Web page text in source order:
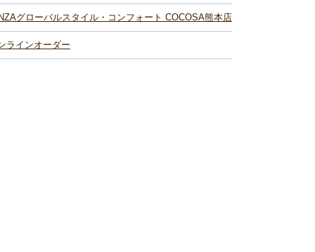
グローバルスタイル・コンフォート COCOSA熊本店
ラインオーダー